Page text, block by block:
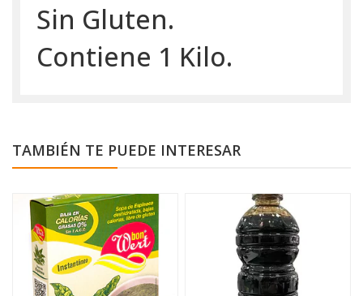
Sin Gluten.
Contiene 1 Kilo.
TAMBIÉN TE PUEDE INTERESAR